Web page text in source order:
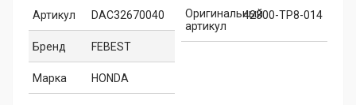
Артикул DAC32670040
Бренд FEBEST
Марка HONDA
Оригинальный
артикул
42300-TP8-014